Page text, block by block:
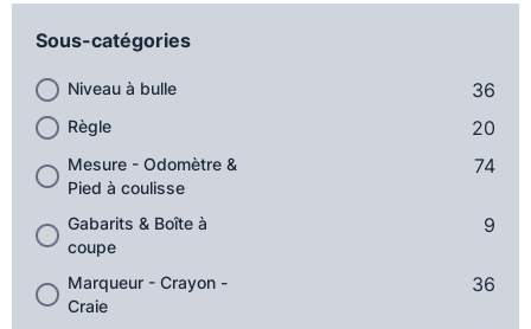
Sous-catégories
Niveau à bulle 36
Règle 20
Mesure - Odomètre &
Pied à coulisse
74
Gabarits & Boîte à
coupe
9
Marqueur - Crayon -
Craie
36